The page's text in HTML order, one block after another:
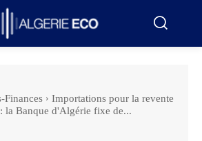
Finances
Importations pour la revente
la Banque d'Algérie fixe de...